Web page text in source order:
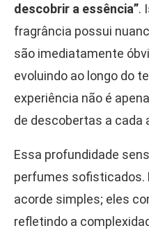
descobrir a essência”.
fragrância possui
são imediatamente
evoluindo ao longo do
experiência não é
de descobertas a cada
Essa profundidade
perfumes sofisticados.
acorde simples; eles
refletindo a